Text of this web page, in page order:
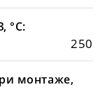
°С:
250
монтаже,